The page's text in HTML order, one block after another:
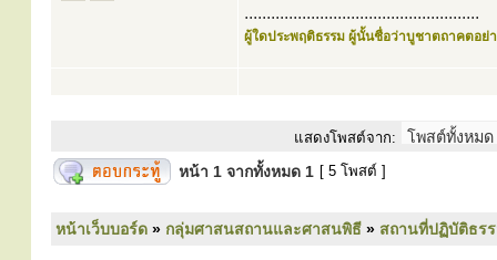
.....................................................
ผู้ใดประพฤติธรรม ผู้นั้นชื่อว่าบูชาตถาคตอย่า
แสดงโพสต์จาก:
หน้า 1 จากทั้งหมด 1 [ 5 โพสต์ ]
หน้าเว็บบอร์ด » กลุ่มศาสนสถานและศาสนพิธี » สถานที่ปฏิบัติธร